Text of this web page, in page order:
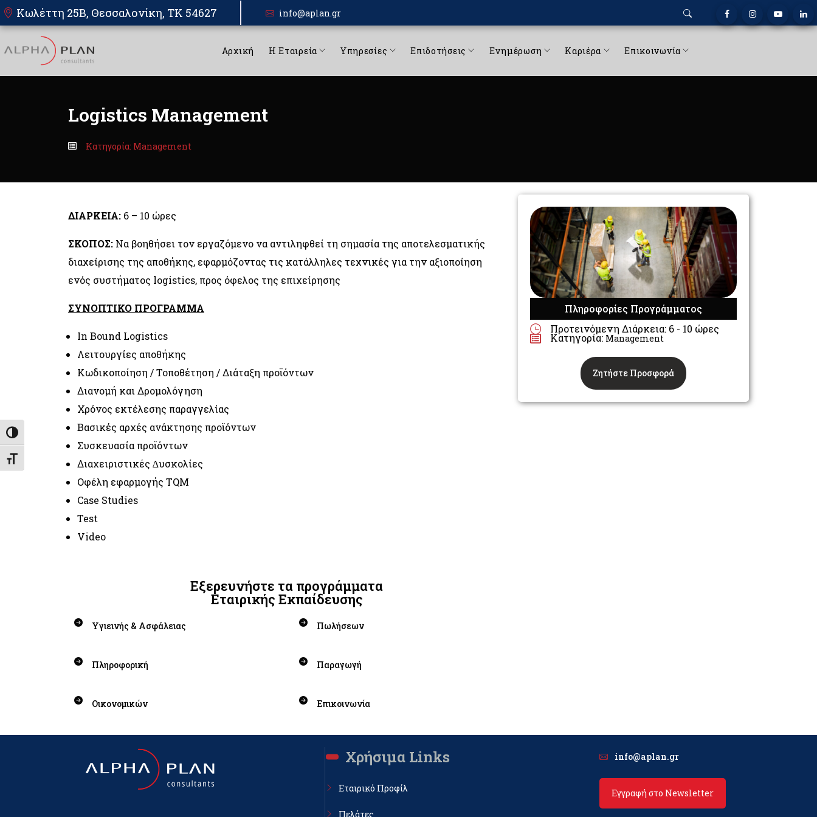
Εναλλαγή Υψηλής Αντίθεσης
Εναλλαγή Μεγέθους Γραμμάτων
Κωλέττη 25Β, Θεσσαλονίκη, TK 54627 info@aplan.gr
Αρχική Η Εταιρεία Υπηρεσίες Επιδοτήσεις Ενημέρωση Καριέρα Επικοινωνία
Logistics Management
Κατηγορία: Management
ΔΙΑΡΚΕΙΑ: 6 – 10 ώρες
ΣΚΟΠΟΣ: Να βοηθήσει τον εργαζόμενο να αντιληφθεί τη σημασία της αποτελεσματικής
διαχείρισης της αποθήκης, εφαρμόζοντας τις κατάλληλες τεχνικές για την αξιοποίηση
ενός συστήματος logistics, προς όφελος της επιχείρησης
ΣΥΝΟΠΤΙΚΟ ΠΡΟΓΡΑΜΜΑ
In Bound Logistics
Λειτουργίες αποθήκης
Κωδικοποίηση / Τοποθέτηση / Διάταξη προϊόντων
Διανομή και Δρομολόγηση
Χρόνος εκτέλεσης παραγγελίας
Βασικές αρχές ανάκτησης προϊόντων
Συσκευασία προϊόντων
Διαχειριστικές ∆υσκολίες
Οφέλη εφαρμογής TQM
Case Studies
Test
Video
Εξερευνήστε τα προγράμματα
Εταιρικής Εκπαίδευσης
Υγιεινής & Ασφάλειας Πωλήσεων
Πληροφορική Παραγωγή
Οικονομικών Επικοινωνία
Πληροφορίες Προγράμματος
Προτεινόμενη Διάρκεια: 6 - 10 ώρες
Κατηγορία: Management
Ζητήστε Προσφορά
Χρήσιμα Links
Εταιρικό Προφίλ
Πελάτες
info@aplan.gr
Εγγραφή στο Newsletter